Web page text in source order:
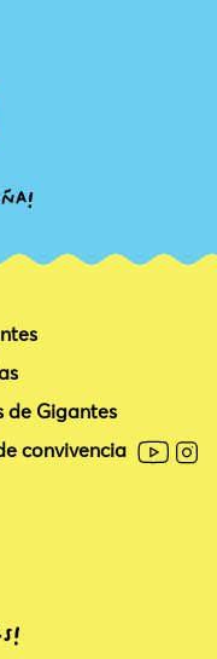
de Gigantes
convivencia